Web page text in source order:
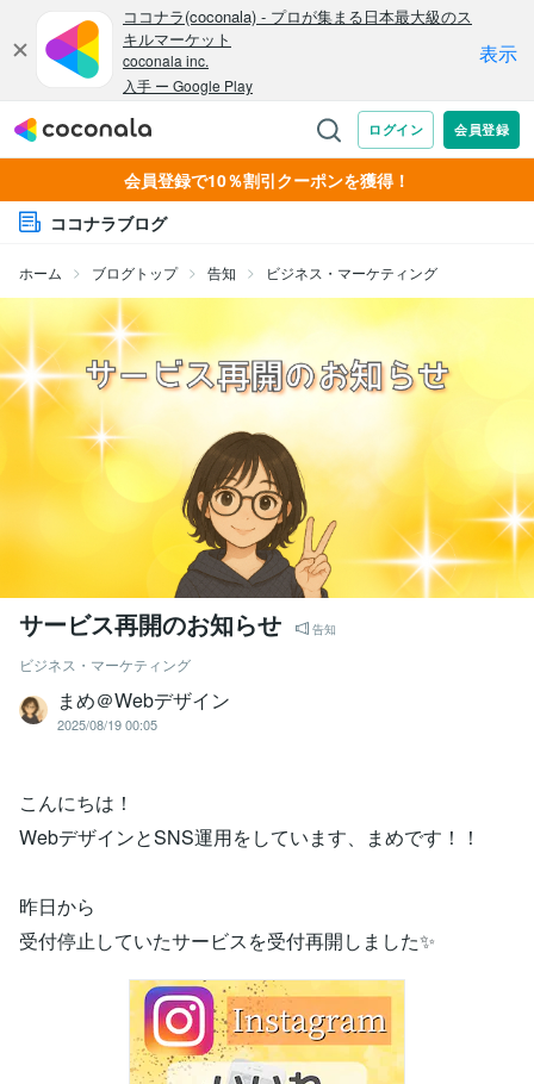
会員登録で10％割引クーポンを獲得！
ココナラブログ
ホーム ブログトップ 告知 ビジネス・マーケティング
サービス再開のお知らせ 告知
ビジネス・マーケティング
まめ＠Webデザイン
2025/08/19 00:05
こんにちは！
WebデザインとSNS運用をしています、まめです！！
昨日から
受付停止していたサービスを受付再開しました✨